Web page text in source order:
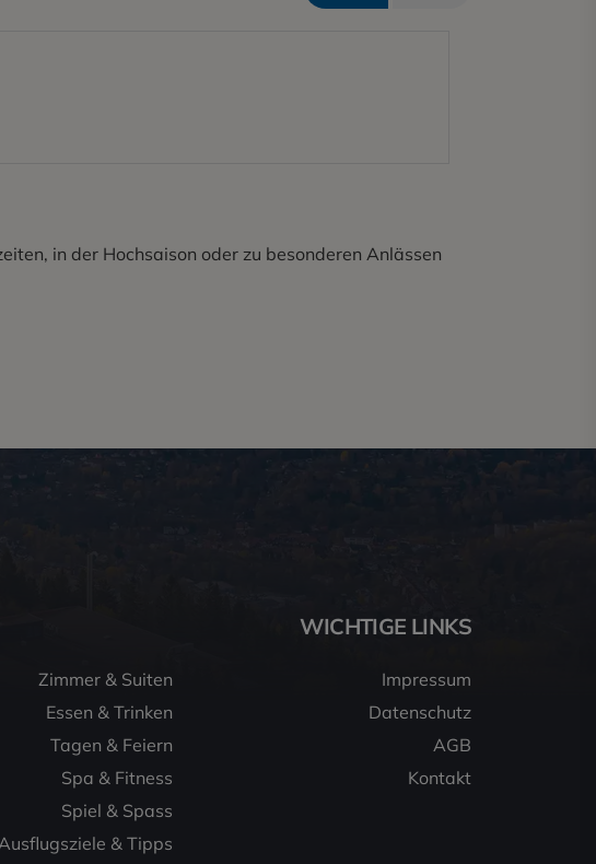
in der Hochsaison oder zu besonderen Anlässen
WICHTIGE LINKS
Zimmer & Suiten
Essen & Trinken
Tagen & Feiern
Spa & Fitness
Spiel & Spass
& Tipps
Impressum
Datenschutz
AGB
Kontakt